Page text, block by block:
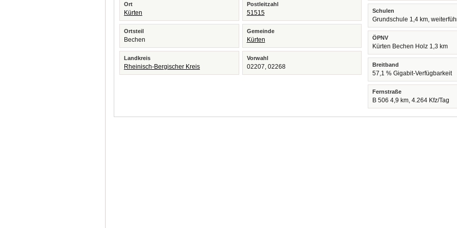
Ort
Kürten
Postleitzahl
51515
Ortsteil
Bechen
Gemeinde
Kürten
Landkreis
Rheinisch-Bergischer Kreis
Vorwahl
02207, 02268
Schulen
Grundschule 1,4 km,
ÖPNV
Kürten Bechen Holz 1,3 km
Breitband
57,1 % Gigabit-Verfügbarkeit
Fernstraße
B 506 4,9 km, 4.264 Kfz/Tag